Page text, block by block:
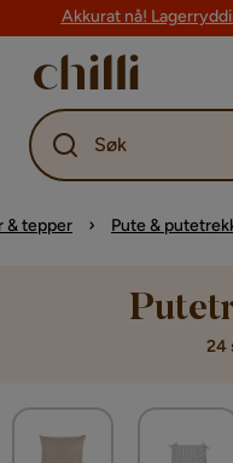
Akkurat nå!
Søk
& tepper Pute &
24